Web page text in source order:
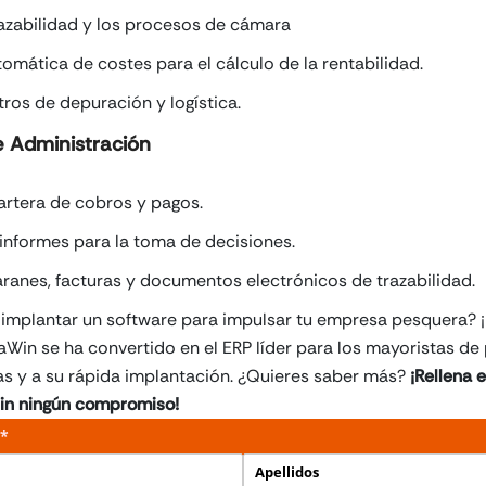
y los procesos de cámara
de costes para el cálculo de la rentabilidad.
de depuración y logística.
Administración
de cobros y pagos.
para la toma de decisiones.
facturas y documentos electrónicos de trazabilidad.
un software para impulsar tu empresa pesquera?
se ha convertido en el ERP líder para los mayoristas
y a su rápida implantación. ¿Quieres saber más? ¡Rellena
ningún compromiso!
*